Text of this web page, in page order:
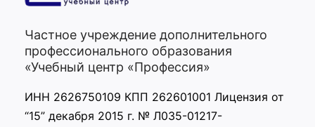
Частное учреждение дополнительного
профессионального образования
«Учебный центр «Профессия»
ИНН 2626750109 КПП 262601001 Лицензия от
“15” декабря 2015 г. № Л035-01217-